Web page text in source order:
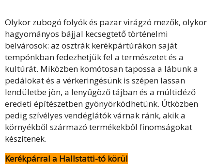
Olykor zubogó folyók és pazar virágzó mezők, olykor
hagyományos bájjal kecsegtető történelmi
belvárosok: az osztrák kerékpártúrákon saját
tempónkban fedezhetjük fel a természetet és a
kultúrát. Miközben komótosan tapossa a lábunk a
pedálokat és a vérkeringésünk is szépen lassan
lendületbe jön, a lenyűgöző tájban és a múltidéző
eredeti építészetben gyönyörködhetünk. Útközben
pedig szívélyes vendéglátók várnak ránk, akik a
környékből származó termékekből finomságokat
készítenek.
Kerékpárral a Hallstatti-tó körül